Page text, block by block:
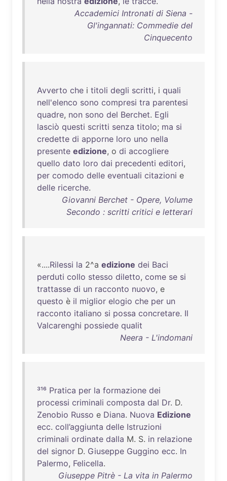
Accademici Intronati di Siena -
Gl'ingannati: Commedie del
Cinquecento
Avverto che i titoli degli scritti, i quali
nell'elenco sono compresi tra parentesi
quadre, non sono del Berchet. Egli
lasciò questi scritti senza titolo; ma si
credette di apporne loro uno nella
presente edizione, o di accogliere
quello dato loro dai precedenti editori,
per comodo delle eventuali citazioni e
delle ricerche.
Giovanni Berchet - Opere, Volume
Secondo : scritti critici e letterari
«....Rilessi la 2^a edizione dei Baci
perduti collo stesso diletto, come se si
trattasse di un racconto nuovo, e
questo è il miglior elogio che per un
racconto italiano si possa concretare. Il
Valcarenghi possiede qualit
Neera - L'indomani
³¹⁶ Pratica per la formazione dei
processi criminali composta dal Dr. D.
Zenobio Russo e Diana. Nuova Edizione
ecc. coll’aggiunta delle Istruzioni
criminali ordinate dalla M. S. in relazione
del signor D. Giuseppe Guggino ecc. In
Palermo, Felicella.
Giuseppe Pitrè - La vita in Palermo